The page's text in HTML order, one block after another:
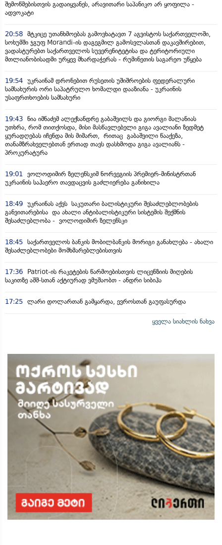
შემოწმებისთვის გადაიყვანეს, არავითარი საპანიკო არ ყოფილა -
ადვოკატი
20:58 მტკიცე უთანხმოებას გამოვხატავთ 7 აგვისტოს საქართველოში,
სოხუმში ჯგუფ Morandi-ის დაგეგმილ გამოსვლასთან დაკავშირებით,
ვადასტურებთ საქართველოს სუვერენიტეტისა და ტერიტორიული
მთლიანობისადმი ურყევ მხარდაჭერას - რუმინეთის საგარეო უწყება
19:54 უკრაინამ დრონებით რუსეთის უშიშროების ფედერალური
სამსახურის ორი საპატრულო ხომალდი დააზიანა - უკრაინის
უსაფრთხოების სამსახური
19:43 ნია იმნაძემ ალექსანდრე გაბაშვილს და გიორგი მალანიას
უთხრა, რომ თითქოსდა, მისი მასწავლებელი გიგა ავალიანი ზედმეტ
ყურადღებას იჩენდა მის მიმართ, რითაც გაბაშვილი წააქეზა,
თანამზრახველებთან ერთად თავს დასხმოდა გიგა ავალიანს -
პროკურატურა
19:01 ვოლოდიმირ ზელენსკიმ ნორვეგიის პრემიერ-მინისტრთან
უკრაინის საჰაერო თავდაცვის გაძლიერება განიხილა
18:49 უკრაინას აქვს საკუთარი ბალისტიკური შესაძლებლობების
განვითარებისა და ახალი ანტიბალისტიკური სისტემის შექმნის
შესაძლებლობა - ვოლოდიმირ ზელენსკი
18:45 საქართველოს ბანკის მობილბანკის მორიგი განახლება - ახალი
შესაძლებლობები მომხმარებლებისთვის
17:36
Patriot-ის რაკეტების წარმოებისთვის ლიცენზიის მიღების
საკითზე აშშ-სთან აქტიურად ვმუშაობთ - ანდრი სიბიჰა
17:25 ლარი დოლართან გამყარდა, ევროსთან გაუფასურდა
ყველა სიახლის ნახვა